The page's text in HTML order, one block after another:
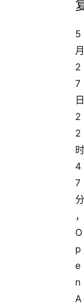
5
月
2
7
日
2
2
时
4
7
分
，
O
p
e
n
A